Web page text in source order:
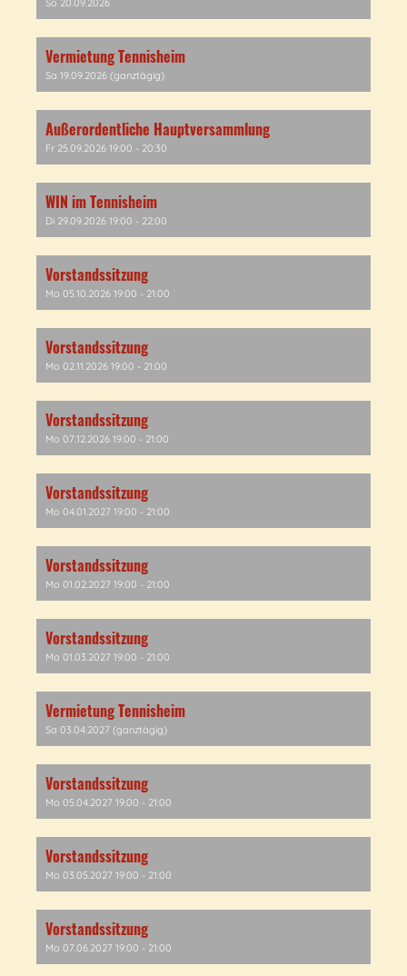
So 20.09.2026
Vermietung Tennisheim
Sa 19.09.2026 (ganztägig)
Außerordentliche Hauptversammlung
Fr 25.09.2026 19:00 - 20:30
WIN im Tennisheim
Di 29.09.2026 19:00 - 22:00
Vorstandssitzung
Mo 05.10.2026 19:00 - 21:00
Vorstandssitzung
Mo 02.11.2026 19:00 - 21:00
Vorstandssitzung
Mo 07.12.2026 19:00 - 21:00
Vorstandssitzung
Mo 04.01.2027 19:00 - 21:00
Vorstandssitzung
Mo 01.02.2027 19:00 - 21:00
Vorstandssitzung
Mo 01.03.2027 19:00 - 21:00
Vermietung Tennisheim
Sa 03.04.2027 (ganztägig)
Vorstandssitzung
Mo 05.04.2027 19:00 - 21:00
Vorstandssitzung
Mo 03.05.2027 19:00 - 21:00
Vorstandssitzung
Mo 07.06.2027 19:00 - 21:00